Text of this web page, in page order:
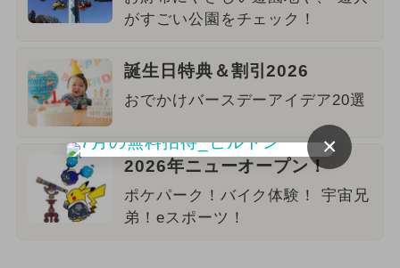
がすごい公園をチェック！
誕生日特典＆割引2026
おでかけバースデーアイデア20選
2026年ニューオープン！
ポケパーク！バイク体験！ 宇宙兄
弟！eスポーツ！
×